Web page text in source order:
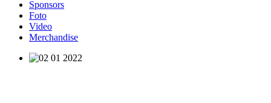
Sponsors
Foto
Video
Merchandise